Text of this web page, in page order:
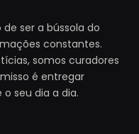
ser a bússola do
constantes.
somos curadores
é entregar
seu dia a dia.